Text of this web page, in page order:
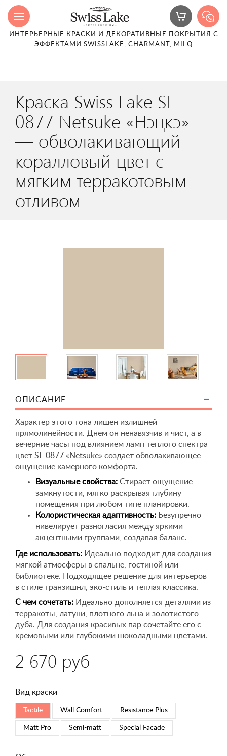
ИНТЕРЬЕРНЫЕ КРАСКИ И ДЕКОРАТИВНЫЕ ПОКРЫТИЯ С
ЭФФЕКТАМИ SWISSLAKE, CHARMANT, MILQ
Краска Swiss Lake SL-
0877 Netsuke «Нэцкэ»
— обволакивающий
коралловый цвет с
мягким терракотовым
отливом
ОПИСАНИЕ
Характер этого тона лишен излишней
прямолинейности. Днем он ненавязчив и чист, а в
вечерние часы под влиянием ламп теплого спектра
цвет SL-0877 «Netsuke» создает обволакивающее
ощущение камерного комфорта.
Визуальные свойства: Стирает ощущение
замкнутости, мягко раскрывая глубину
помещения при любом типе планировки.
Колористическая адаптивность: Безупречно
нивелирует разногласия между яркими
акцентными группами, создавая баланс.
Где использовать: Идеально подходит для создания
мягкой атмосферы в спальне, гостиной или
библиотеке. Подходящее решение для интерьеров
в стиле транзишнл, эко-стиль и теплая классика.
С чем сочетать: Идеально дополняется деталями из
терракоты, латуни, плотного льна и золотистого
дуба. Для создания красивых пар сочетайте его с
кремовыми или глубокими шоколадными цветами.
2 670 руб
Вид краски
Tactile Wall Comfort Resistance Plus
Matt Pro Semi-matt Special Faсade